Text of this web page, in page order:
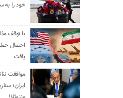
خود را به
با توقف
احتمال
یافت
موافقت
ایران؛